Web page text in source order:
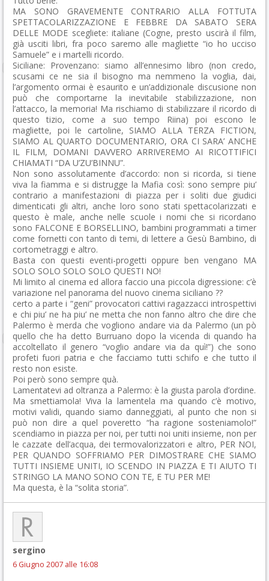
MA SONO GRAVEMENTE CONTRARIO ALLA FOTTUTA
SPETTACOLARIZZAZIONE E FEBBRE DA SABATO SERA
DELLE MODE scegliete: italiane (Cogne, presto uscirà il film,
già usciti libri, fra poco saremo alle magliette “io ho ucciso
Samuele” e i martelli ricordo.
Siciliane: Provenzano: siamo all’ennesimo libro (non credo,
scusami ce ne sia il bisogno ma nemmeno la voglia, dai,
l’argomento ormai è esaurito e un’addizionale discusione non
può che comportarne la inevitabile stabilizzazione, non
l’attacco, la memoria! Ma rischiamo di stabilizzare il ricordo di
questo tizio, come a suo tempo Riina) poi escono le
magliette, poi le cartoline, SIAMO ALLA TERZA FICTION,
SIAMO AL QUARTO DOCUMENTARIO, ORA CI SARA’ ANCHE
IL FILM, DOMANI DAVVERO ARRIVEREMO AI RICOTTIFICI
CHIAMATI “DA U’ZU’BINNU”.
Non sono assolutamente d’accordo: non si ricorda, si tiene
viva la fiamma e si distrugge la Mafia così: sono sempre piu’
contrario a manifestazioni di piazza per i soliti due giudici
dimenticati gli altri, anche loro sono stati spettacolarizzati e
questo è male, anche nelle scuole i nomi che si ricordano
sono FALCONE E BORSELLINO, bambini programmati a timer
come fornetti con tanto di temi, di lettere a Gesù Bambino, di
cortometraggi e altro.
Basta con questi eventi-progetti oppure ben vengano MA
SOLO SOLO SOLO SOLO QUESTI NO!
Mi limito al cinema ed allora faccio una piccola digressione: c’è
variazione nel panorama del nuovo cinema siciliano ??
certo a parte i “geni” provocatori cattivi ragazzacci introspettivi
e chi piu’ ne ha piu’ ne metta che non fanno altro che dire che
Palermo è merda che vogliono andare via da Palermo (un pò
quello che ha detto Burruano dopo la vicenda di quando ha
accoltellato il genero “voglio andare via da quì!”) che sono
profeti fuori patria e che facciamo tutti schifo e che tutto il
resto non esiste.
Poi però sono sempre quà.
Lamentatevi ad oltranza a Palermo: è la giusta parola d’ordine.
Ma smettiamola! Viva la lamentela ma quando c’è motivo,
motivi validi, quando siamo danneggiati, al punto che non si
può non dire a quel poveretto “ha ragione sosteniamolo!”
scendiamo in piazza per noi, per tutti noi uniti insieme, non per
le cazzate dell’acqua, dei termovalorizzatori e altro, PER NOI,
PER QUANDO SOFFRIAMO PER DIMOSTRARE CHE SIAMO
TUTTI INSIEME UNITI, IO SCENDO IN PIAZZA E TI AIUTO TI
STRINGO LA MANO SONO CON TE, E TU PER ME!
Ma questa, è la “solita storia”.
sergino
6 Giugno 2007 alle 16:08